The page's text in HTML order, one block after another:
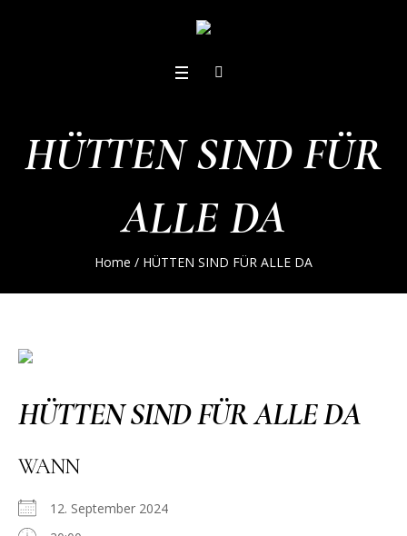
HÜTTEN SIND FÜR
ALLE DA
Home / HÜTTEN SIND FÜR ALLE DA
HÜTTEN SIND FÜR ALLE DA
WANN
12. September 2024